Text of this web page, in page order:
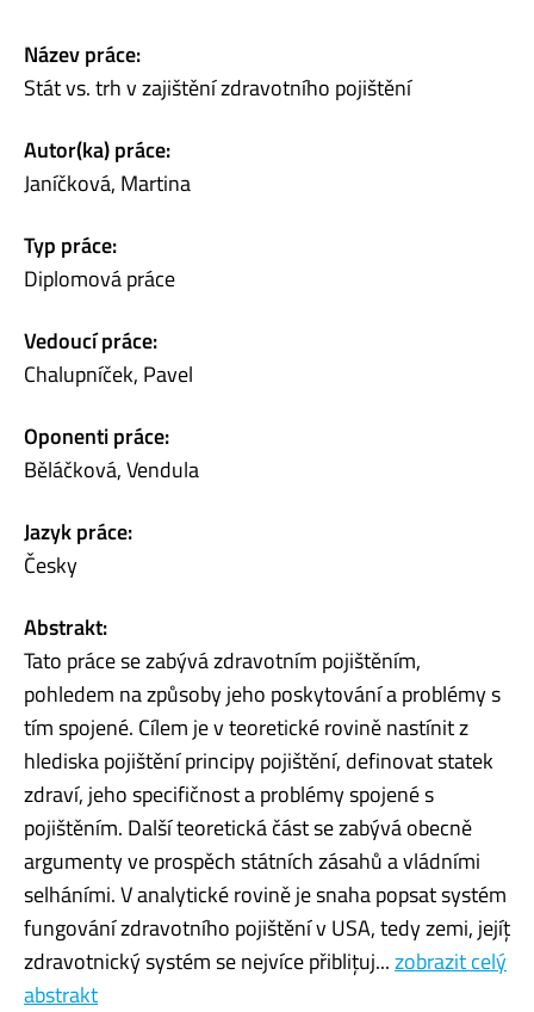
Název práce:
Stát vs. trh v zajištění zdravotního pojištění
Autor(ka) práce:
Janíčková, Martina
Typ práce:
Diplomová práce
Vedoucí práce:
Chalupníček, Pavel
Oponenti práce:
Běláčková, Vendula
Jazyk práce:
Česky
Abstrakt:
Tato práce se zabývá zdravotním pojištěním,
pohledem na způsoby jeho poskytování a problémy s
tím spojené. Cílem je v teoretické rovině nastínit z
hlediska pojištění principy pojištění, definovat statek
zdraví, jeho specifičnost a problémy spojené s
pojištěním. Další teoretická část se zabývá obecně
argumenty ve prospěch státních zásahů a vládními
selháními. V analytické rovině je snaha popsat systém
fungování zdravotního pojištění v USA, tedy zemi, jejíţ
zdravotnický systém se nejvíce přibliţuj...zobrazit celý
abstrakt